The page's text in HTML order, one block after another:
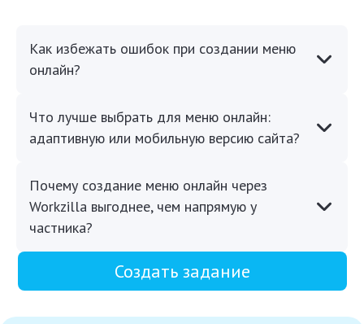
Как избежать ошибок при создании меню
онлайн?
Что лучше выбрать для меню онлайн:
адаптивную или мобильную версию сайта?
Почему создание меню онлайн через
Workzilla выгоднее, чем напрямую у
частника?
Создать задание